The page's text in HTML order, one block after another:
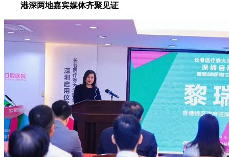
港深两地嘉宾媒体齐聚见证